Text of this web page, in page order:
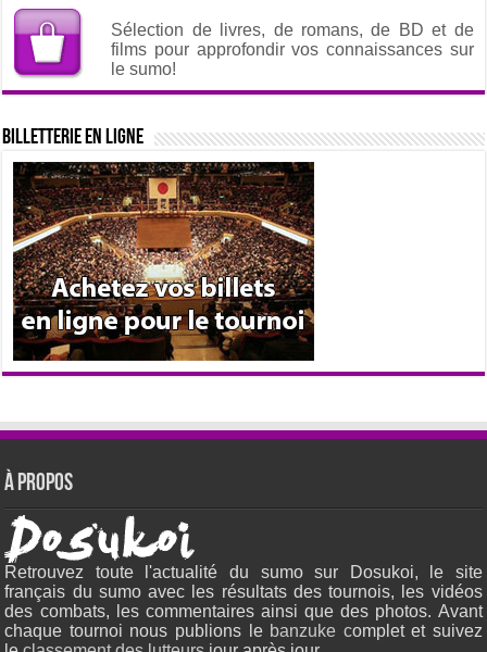
Sélection de livres, de romans, de BD et de
films pour approfondir vos connaissances sur
le sumo!
Billetterie en ligne
À propos
Retrouvez toute l'actualité du sumo sur Dosukoi, le site
français du sumo avec les résultats des tournois, les vidéos
des combats, les commentaires ainsi que des photos. Avant
chaque tournoi nous publions le banzuke complet et suivez